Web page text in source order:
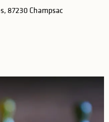
87230 Champsac